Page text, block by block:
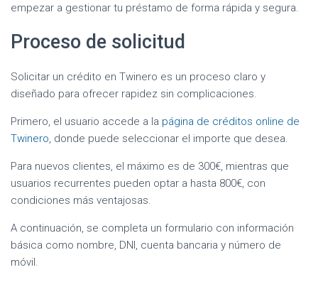
empezar a gestionar tu préstamo de forma rápida y segura.
Proceso de solicitud
Solicitar un crédito en Twinero es un proceso claro y
diseñado para ofrecer rapidez sin complicaciones.
Primero, el usuario accede a la página de créditos online de
Twinero, donde puede seleccionar el importe que desea.
Para nuevos clientes, el máximo es de 300€, mientras que
usuarios recurrentes pueden optar a hasta 800€, con
condiciones más ventajosas.
A continuación, se completa un formulario con información
básica como nombre, DNI, cuenta bancaria y número de
móvil.